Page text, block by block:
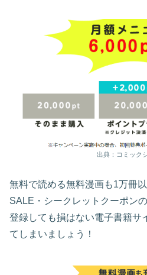
出典：コミック
無料で読める無料漫画も1万冊
SALE・シークレットクーポン
登録しても損はない電子書籍サ
てしまいましょう！